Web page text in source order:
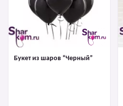
Букет из шаров “Черный”